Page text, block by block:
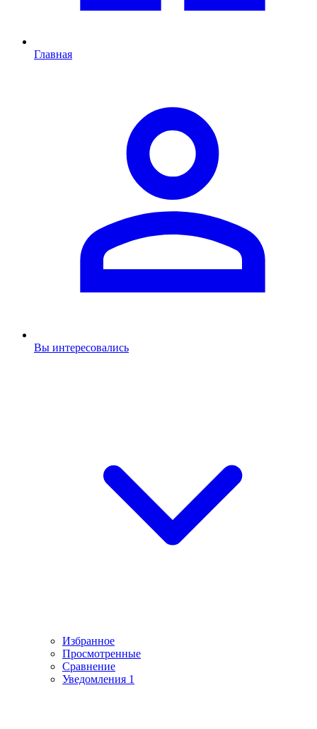
Главная
Вы интересовались
Избранное
Просмотренные
Сравнение
Уведомления 1